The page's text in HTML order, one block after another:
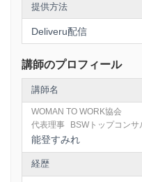
はい、大丈夫です！
すので安心してご参加く
Q. 会社で研修として実
ご検討いただき、ありが
WTW協会事務局（info
絡ください。
Q.講座を自分でも利用
提供方法
Deliveru配信
講師のプロフィール
講師名
WOMAN TO WORK協会
代表理事
BSWトップコンサ
能登すみれ
経歴